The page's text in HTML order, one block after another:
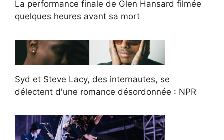
La performance finale de Glen Hansard filmée
quelques heures avant sa mort
Syd et Steve Lacy, des internautes, se
délectent d'une romance désordonnée : NPR